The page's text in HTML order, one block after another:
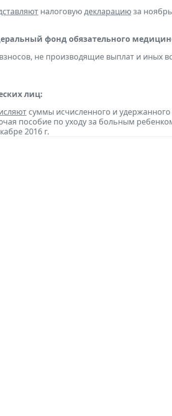
налоговуюдекларациюза
фонд обязательного
не производящие выплат и иных
лиц:
суммы исчисленного и
пособие по уходу за больным
2016 г.